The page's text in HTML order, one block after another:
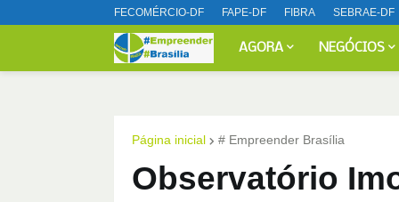
FECOMÉRCIO-DF FAPE-DF FIBRA SEBRAE-DF
AGORA NEGÓCIOS
Página inicial # Empreender Brasília
Observatório